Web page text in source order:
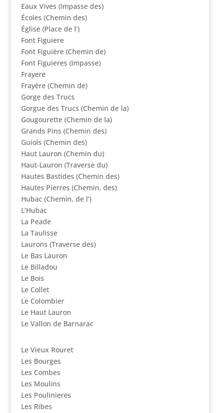
Eaux Vives (Impasse des)
Écoles (Chemin des)
Église (Place de l’)
Font Figuiere
Font Figuière (Chemin de)
Font Figuieres (Impasse)
Frayere
Frayère (Chemin de)
Gorge des Trucs
Gorgue des Trucs (Chemin de la)
Gougourette (Chemin de la)
Grands Pins (Chemin des)
Guiols (Chemin des)
Haut Lauron (Chemin du)
Haut-Lauron (Traverse du)
Hautes Bastides (Chemin des)
Hautes Pierres (Chemin, des)
Hubac (Chemin, de l’)
L’Hubac
La Peade
La Taulisse
Laurons (Traverse des)
Le Bas Lauron
Le Billadou
Le Bois
Le Collet
Le Colombier
Le Haut Lauron
Le Vallon de Barnarac
Le Vieux Rouret
Les Bourges
Les Combes
Les Moulins
Les Poulinieres
Les Ribes